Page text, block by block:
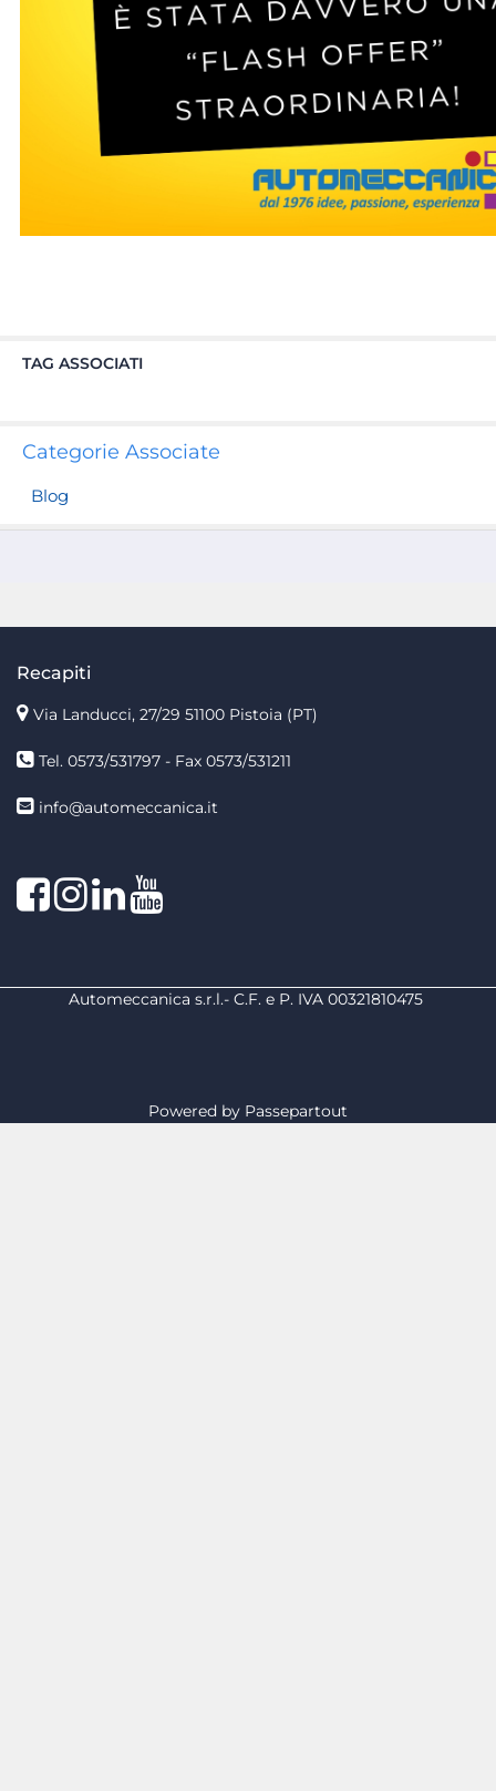
TAG ASSOCIATI
Categorie Associate
Blog
Recapiti
Via Landucci, 27/29 51100 Pistoia (PT)
Tel. 0573/531797 - Fax 0573/531211
info@automeccanica.it
FacebookInstagram
linkedin
Automeccanica s.r.l.- C.F. e P. IVA 00321810475
Powered by Passepartout